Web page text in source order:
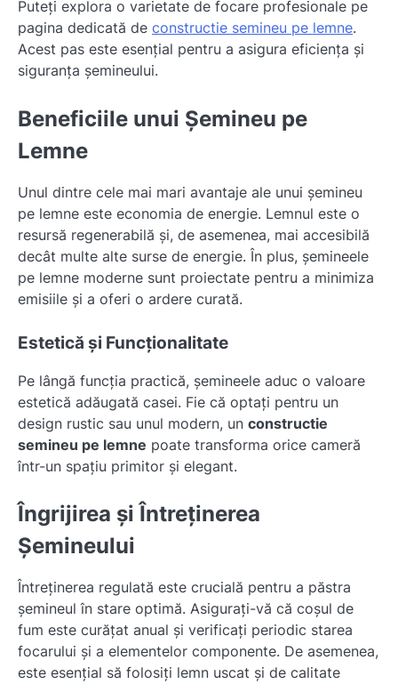
Puteți explora o varietate de focare profesionale pe
pagina dedicată de constructie semineu pe lemne.
Acest pas este esențial pentru a asigura eficiența și
siguranța șemineului.
Beneficiile unui Șemineu pe
Lemne
Unul dintre cele mai mari avantaje ale unui șemineu
pe lemne este economia de energie. Lemnul este o
resursă regenerabilă și, de asemenea, mai accesibilă
decât multe alte surse de energie. În plus, șemineele
pe lemne moderne sunt proiectate pentru a minimiza
emisiile și a oferi o ardere curată.
Estetică și Funcționalitate
Pe lângă funcția practică, șemineele aduc o valoare
estetică adăugată casei. Fie că optați pentru un
design rustic sau unul modern, un constructie
semineu pe lemne poate transforma orice cameră
într-un spațiu primitor și elegant.
Îngrijirea și Întreținerea
Șemineului
Întreținerea regulată este crucială pentru a păstra
șemineul în stare optimă. Asigurați-vă că coșul de
fum este curățat anual și verificați periodic starea
focarului și a elementelor componente. De asemenea,
este esențial să folosiți lemn uscat și de calitate